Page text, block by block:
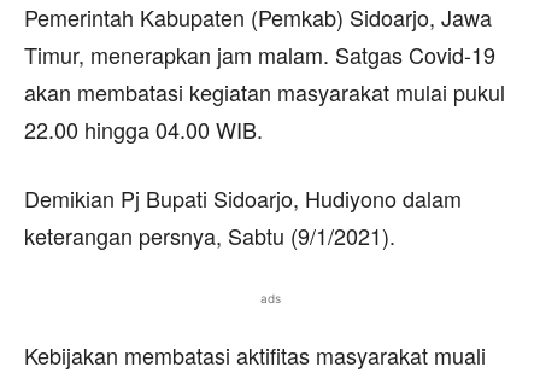
Pemerintah Kabupaten (Pemkab) Sidoarjo, Jawa
Timur, menerapkan jam malam. Satgas Covid-19
akan membatasi kegiatan masyarakat mulai pukul
22.00 hingga 04.00 WIB.
Demikian Pj Bupati Sidoarjo, Hudiyono dalam
keterangan persnya, Sabtu (9/1/2021).
ads
Kebijakan membatasi aktifitas masyarakat muali